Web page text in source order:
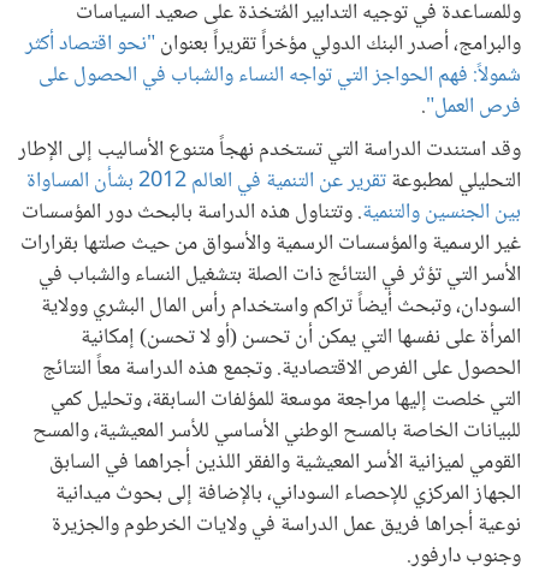
وللمساعدة في توجيه التدابير المُتخذة على صعيد السياسات
والبرامج، أصدر البنك الدولي مؤخراً تقريراً بعنوان"نحو اقتصاد أكثر
شمولاً: فهم الحواجز التي تواجه النساء والشباب في الحصول على
فرص العمل".
وقد استندت الدراسة التي تستخدم نهجاً متنوع الأساليب إلى الإطار
التحليلي لمطبوعة
تقرير عن التنمية في العالم 2012 بشأن المساواة
بين الجنسين والتنمية. وتتناول هذه الدراسة بالبحث دور المؤسسات
غير الرسمية والمؤسسات الرسمية والأسواق من حيث صلتها بقرارات
الأسر التي تؤثر في النتائج ذات الصلة بتشغيل النساء والشباب في
السودان، وتبحث أيضاً تراكم واستخدام رأس المال البشري وولاية
المرأة على نفسها التي يمكن أن تحسن (أو لا تحسن) إمكانية
الحصول على الفرص الاقتصادية. وتجمع هذه الدراسة معاً النتائج
التي خلصت إليها مراجعة موسعة للمؤلفات السابقة، وتحليل كمي
للبيانات الخاصة بالمسح الوطني الأساسي للأسر المعيشية، والمسح
القومي لميزانية الأسر المعيشية والفقر اللذين أجراهما في السابق
الجهاز المركزي للإحصاء السوداني، بالإضافة إلى بحوث ميدانية
نوعية أجراها فريق عمل الدراسة في ولايات الخرطوم والجزيرة
وجنوب دارفور.